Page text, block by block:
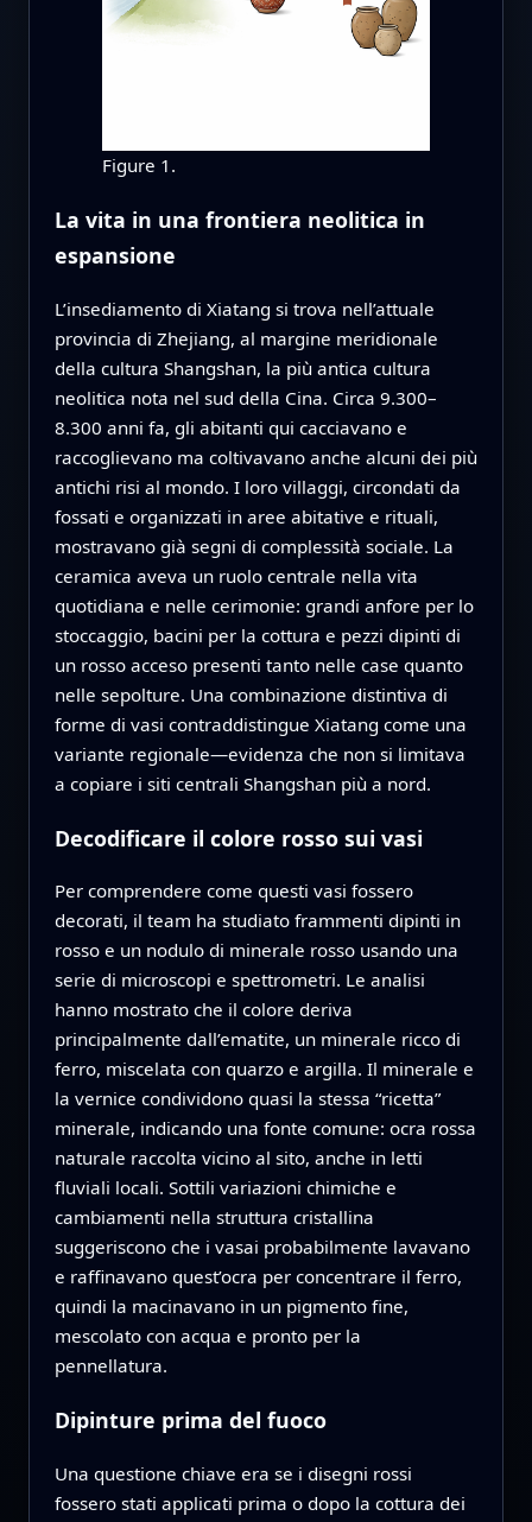
Figure 1.
La vita in una frontiera neolitica in
espansione
L’insediamento di Xiatang si trova nell’attuale
provincia di Zhejiang, al margine meridionale
della cultura Shangshan, la più antica cultura
neolitica nota nel sud della Cina. Circa 9.300–
8.300 anni fa, gli abitanti qui cacciavano e
raccoglievano ma coltivavano anche alcuni dei più
antichi risi al mondo. I loro villaggi, circondati da
fossati e organizzati in aree abitative e rituali,
mostravano già segni di complessità sociale. La
ceramica aveva un ruolo centrale nella vita
quotidiana e nelle cerimonie: grandi anfore per lo
stoccaggio, bacini per la cottura e pezzi dipinti di
un rosso acceso presenti tanto nelle case quanto
nelle sepolture. Una combinazione distintiva di
forme di vasi contraddistingue Xiatang come una
variante regionale—evidenza che non si limitava
a copiare i siti centrali Shangshan più a nord.
Decodificare il colore rosso sui vasi
Per comprendere come questi vasi fossero
decorati, il team ha studiato frammenti dipinti in
rosso e un nodulo di minerale rosso usando una
serie di microscopi e spettrometri. Le analisi
hanno mostrato che il colore deriva
principalmente dall’ematite, un minerale ricco di
ferro, miscelata con quarzo e argilla. Il minerale e
la vernice condividono quasi la stessa “ricetta”
minerale, indicando una fonte comune: ocra rossa
naturale raccolta vicino al sito, anche in letti
fluviali locali. Sottili variazioni chimiche e
cambiamenti nella struttura cristallina
suggeriscono che i vasai probabilmente lavavano
e raffinavano quest’ocra per concentrare il ferro,
quindi la macinavano in un pigmento fine,
mescolato con acqua e pronto per la
pennellatura.
Dipinture prima del fuoco
Una questione chiave era se i disegni rossi
fossero stati applicati prima o dopo la cottura dei